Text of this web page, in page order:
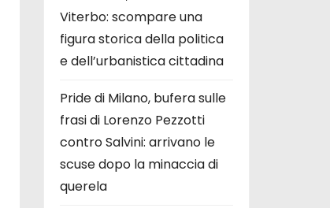
Viterbo: scompare una
figura storica della politica
e dell’urbanistica cittadina
Pride di Milano, bufera sulle
frasi di Lorenzo Pezzotti
contro Salvini: arrivano le
scuse dopo la minaccia di
querela